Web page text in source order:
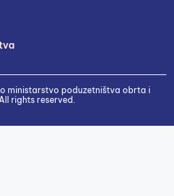
ministarstvo poduzetništva obrta i
rights reserved.